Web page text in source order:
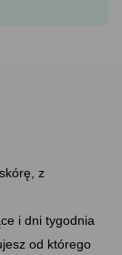
z
i dni tygodnia
od którego